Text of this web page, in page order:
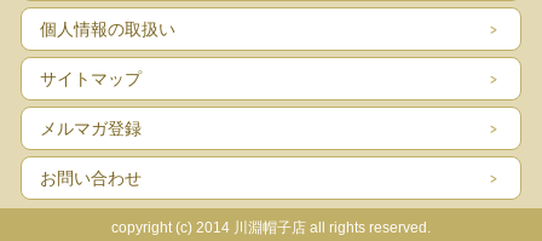
個人情報の取扱い
サイトマップ
メルマガ登録
お問い合わせ
copyright (c) 2014 川淵帽子店 all rights reserved.